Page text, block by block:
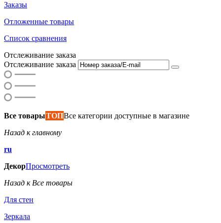
Заказы
Отложенные товары
Список сравнения
Отслеживание заказа
Отслеживание заказа
Все товарыТОПВсе категории доступные в магазине
Назад к главному
ru
ДекорПросмотреть
Назад к Все товары
Для стен
Зеркала